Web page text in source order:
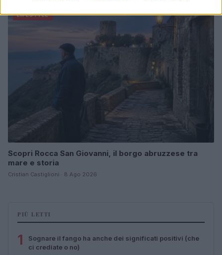
LIFESTYLE
Scopri Rocca San Giovanni, il borgo abruzzese tra
mare e storia
Cristian Castiglioni · 8 Ago 2026
PIÙ LETTI
1
Sognare il fango ha anche dei significati positivi (che
ci crediate o no)